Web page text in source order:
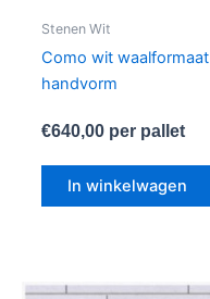
Stenen Wit
Como wit waalformaat
handvorm
€640,00per pallet
In winkelwagen